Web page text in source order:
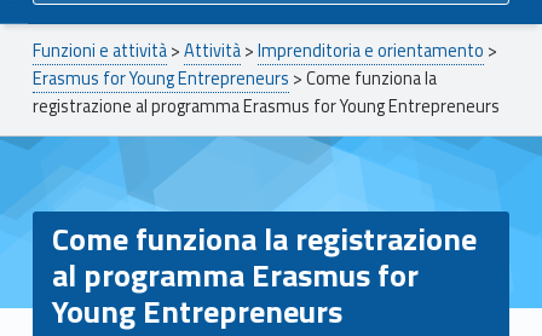
Breadcrumbs navigation
Funzioni e attività>Attività>Imprenditoria e orientamento >
Erasmus for Young Entrepreneurs >Come funziona la
registrazione al programma Erasmus for Young Entrepreneurs
Come funziona la registrazione
al programma Erasmus for
Young Entrepreneurs